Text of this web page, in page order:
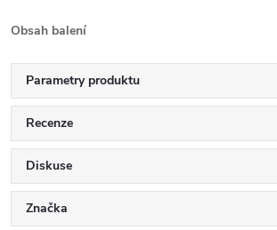
Obsah balení
Parametry produktu
Recenze
Diskuse
Značka